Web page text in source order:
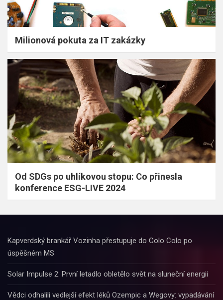
Milionová pokuta za IT zakázky
Od SDGs po uhlíkovou stopu: Co přinesla
konference ESG-LIVE 2024
Kapverdský brankář Vozinha přestupuje do Colo Colo po
úspěšném MS
Solar Impulse 2: První letadlo obletělo svět na sluneční energii
Vědci odhalili vedlejší efekt léků Ozempic a Wegovy: vypadávání